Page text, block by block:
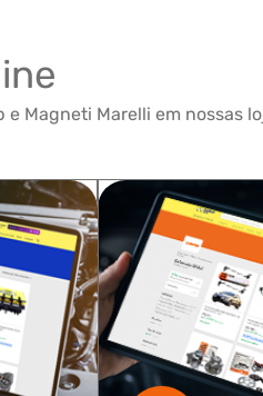
Magneti Marelli em nossas